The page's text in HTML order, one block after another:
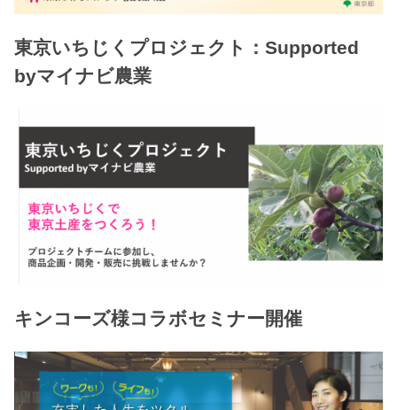
東京いちじくプロジェクト：Supported
byマイナビ農業
キンコーズ様コラボセミナー開催